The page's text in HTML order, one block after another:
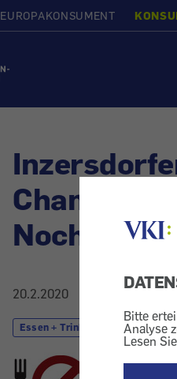
Bitte
Analyse
Lesen
EUROPAKONSUMENT
Noch
20.2.2020
Essen + Trinken